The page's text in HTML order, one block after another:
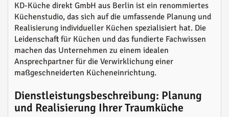
KD-Küche direkt GmbH aus Berlin ist ein renommiertes
Küchenstudio, das sich auf die umfassende Planung und
Realisierung individueller Küchen spezialisiert hat. Die
Leidenschaft für Küchen und das fundierte Fachwissen
machen das Unternehmen zu einem idealen
Ansprechpartner für die Verwirklichung einer
maßgeschneiderten Kücheneinrichtung.
Dienstleistungsbeschreibung: Planung
und Realisierung Ihrer Traumküche